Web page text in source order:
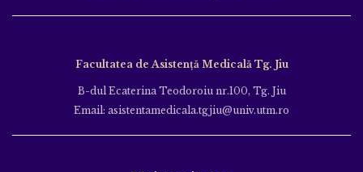
Facultatea de Asistență Medicală Tg. Jiu
B-dul Ecaterina Teodoroiu nr.100, Tg. Jiu
Email: asistentamedicala.tgjiu@univ.utm.ro